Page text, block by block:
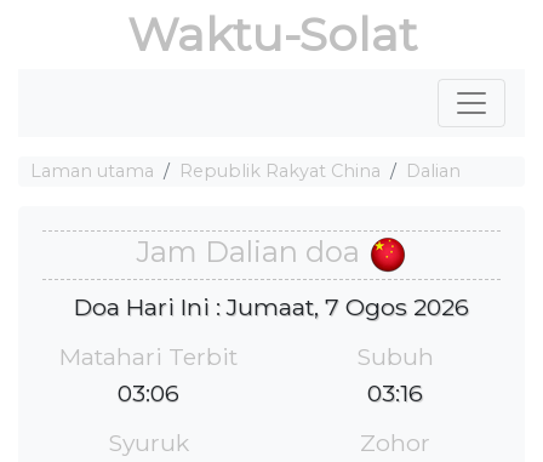
Waktu-Solat
Laman utama Republik Rakyat China Dalian
Jam Dalian doa
Doa Hari Ini : Jumaat, 7 Ogos 2026
Matahari Terbit
03:06
Subuh
03:16
Syuruk
Zohor